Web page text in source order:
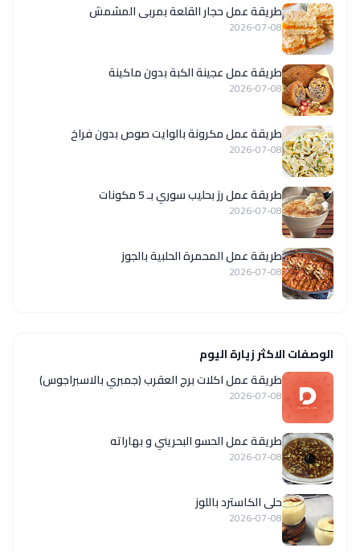
طريقة عمل حجار القلعة بمربى المشمش
2026-07-08
طريقة عمل عجينة الكبة بدون ماكينة
2026-07-08
طريقة عمل مكرونة بالوايت صوص بدون فراخ
2026-07-08
طريقة عمل رز بحليب سوري بـ 5 مكونات
2026-07-08
طريقة عمل المحمرة الحلبية بالجوز
2026-07-08
الوصفات الاكثر زيارة اليوم
طريقة عمل اكلات برج العقرب (جمبري بالاسبراجوس)
2026-07-08
طريقة عمل الحسو البحريني و بهاراته
2026-07-08
حلى الكاسترد باللوز
2026-07-08